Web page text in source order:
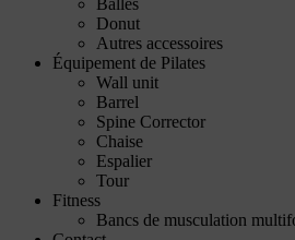
Donut
Autres accessoires
Équipement de Pilates
Wall unit
Barrel
Spine Corrector
Chaise
Espalier
Tour
Fitness
Bancs de musculation